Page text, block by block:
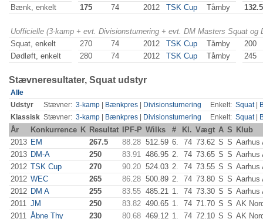
Bænk, enkelt
175 74 2012 TSK Cup Tårnby 132.5
Uofficielle (3-kamp + evt. Divisionsturnering + evt. DM Masters Squat
Squat, enkelt
270 74 2012 TSK Cup Tårnby
200
Dødløft, enkelt
280 74 2012 TSK Cup Tårnby 245
Stævneresultater, Squat udstyr
Alle
Udstyr
Stævner: 3-kamp Bænkpres Divisionsturnering Enkelt: Squat|
Klassisk Stævner: 3-kamp Bænkpres Divisionsturnering Enkelt: Squat|
År Konkurrence K Resultat IPF-P Wilks # Kl. Vægt A S Klub
2013 EM 267.5 88.28 512.59 6. 74 73.62 S S Aarhus
2013 DM-A 250 83.91 486.95 2. 74 73.65 S S Aarhus
2012 TSK Cup 270 90.20 524.03 2. 74 73.55 S S Aarhus
2012 WEC 265 86.28 500.89 2. 74 73.80 S S Aarhus
2012 DM A 255 83.55 485.21 1. 74 73.30 S S Aarhus
2011 JM 250 83.82 490.65 1. 74 71.70 S S AK
2011 Åbne Thy 230 80.68 469.12 1. 74 72.10 S S AK